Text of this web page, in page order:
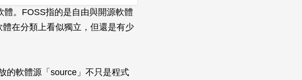
。FOSS指的是自由與開源軟體
體在分類上看似獨立，但還是有少
的軟體源「source」不只是程式